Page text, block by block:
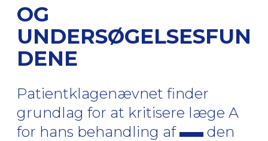
OG
UNDERSØGELSESFUN
DENE
Patientklagenævnet finder
grundlag for at kritisere læge A
for hans behandling af
den